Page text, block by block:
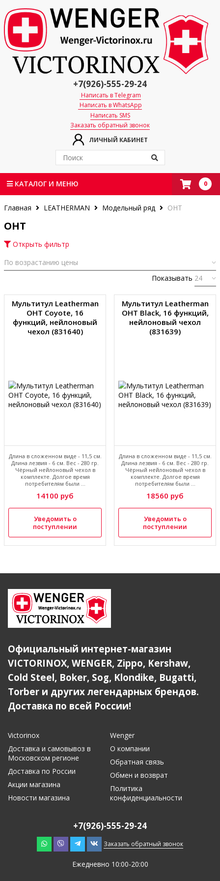
ЛИЧНЫЙ КАБИНЕТ
+7(926)-555-29-24
Написать в Telegram
Написать в WhatsApp
Написать SMS
Заказать обратный звонок
КАТАЛОГ И МЕНЮ 0
Главная LEATHERMAN Модельный ряд OHT
OHT
Открыть фильтр
Показывать
Мультитул Leatherman
OHT Coyote, 16
функций, нейлоновый
чехол (831640)
Длина в сложенном виде - 11,5 см.
Длина лезвия - 6 см. Вес - 280 гр.
Чёрный нейлоновый чехол в
комплекте. Долгое время
потребителям были ...
14100 руб
Уведомить о
поступлении
Мультитул Leatherman
OHT Black, 16 функций,
нейлоновый чехол
(831639)
Длина в сложенном виде - 11,5 см.
Длина лезвия - 6 см. Вес - 280 гр.
Чёрный нейлоновый чехол в
комплекте. Долгое время
потребителям были ...
18560 руб
Уведомить о
поступлении
Официальный интернет-магазин
VICTORINOX, WENGER, Zippo, Kershaw,
Cold Steel, Boker, Sog, Klondike, Bugatti,
Torber и других легендарных брендов.
Доставка по всей России!
Victorinox
Доставка и самовывоз в
Московском регионе
Доставка по России
Акции магазина
Новости магазина
Wenger
О компании
Обратная связь
Обмен и возврат
Политика
конфиденциальности
+7(926)-555-29-24
Заказать обратный звонок
Ежедневно 10:00-20:00